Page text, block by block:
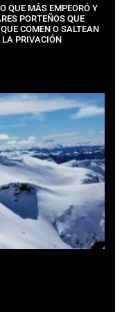
QUE MÁS EMPEORÓ Y
PORTEÑOS QUE
COMEN O SALTEAN
LA PRIVACIÓN